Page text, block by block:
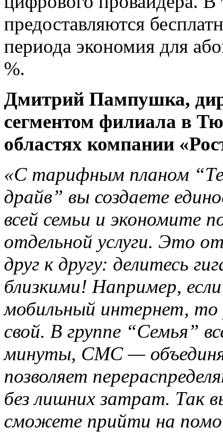
предоставляются
периода экономия для
%.
Дмитрий Пампушка,
сегментом филиала в
областях компании
«С тарифным планом
драйв” вы создаете
всей семьи и экономите
отдельной услуги. Это
друг к другу: делитесь
близкими! Например,
мобильный интернет, то
свой. В группе “Семья”
минуты, СМС —
позволяет
без лишних затрат. Так
сможете прийти на